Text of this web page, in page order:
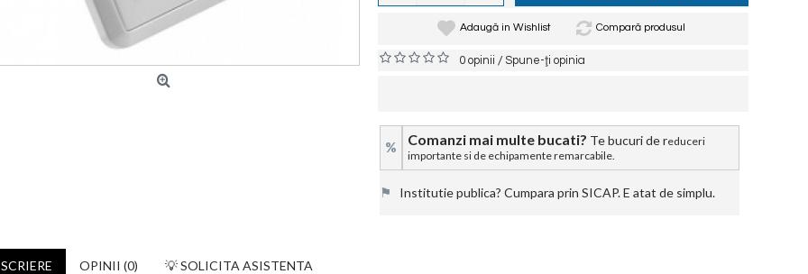
Adaugă in Wishlist Compară produsul
0 opinii /Spune-ţi opinia
% Comanzi mai multe bucati? Te bucuri de reduceri
importante si de echipamente remarcabile.
⚑ Institutie publica? Cumpara prin SICAP. E atat de simplu.
OPINII (0) 💡 SOLICITA ASISTENTA